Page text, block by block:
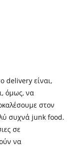
delivery είναι,
όμως, να
στον
συχνά junk food.
σε
να